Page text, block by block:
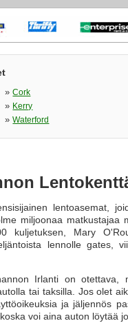
»Cork
» Kerry
»Waterford
lentoasemat,
miljoonaa matkustajaa
kuljetuksen, Mary
lennolle gates,
Irlanti on otettava,
tai taksilla. Jos olet
ja jäljennös
voi aina auton löytää